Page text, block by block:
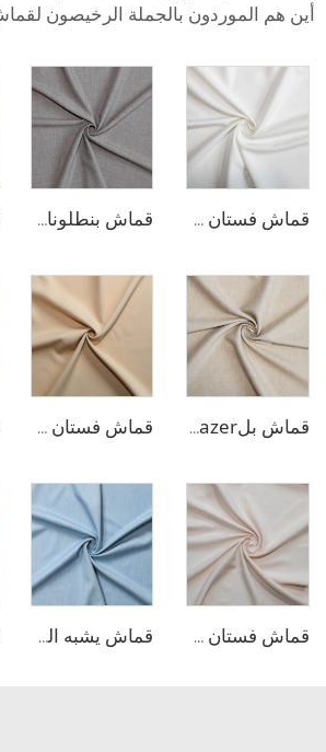
أين هم الموردون بالجملة الرخيصون
قماش فستان مطاطي من البوليستر والرايون قماش بنطلونات TR قابل للتمدد بأربعة اتجاهات
قماش بلazer يشبه الكتان من مادة TR قماش فستان منسوج مزدوج من مادة TR
قماش فستان من الليوسيل 100% يشبه الكتان قماش يشبه الدنيم من مادة TR